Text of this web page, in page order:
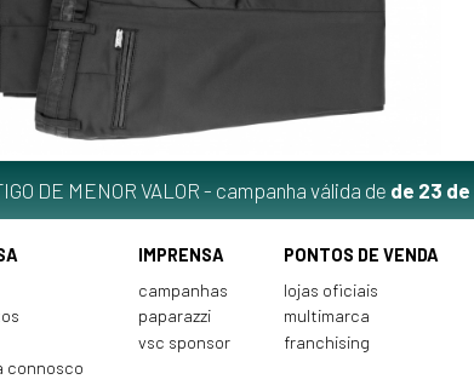
DE MENOR VALOR - campanha válida de de 23
connosco
IMPRENSA
campanhas
paparazzi
vsc sponsor
PONTOS DE VENDA
lojas oficiais
multimarca
franchising